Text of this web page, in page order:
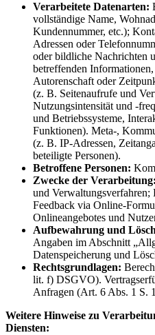
Verarbeitete Datenarten:
vollständige Name,
Kundennummer, etc.);
Adressen oder
oder bildliche Nachrichten
betreffenden
Autorenschaft oder
(z. B. Seitenaufrufe und
Nutzungsintensität und -
und Betriebssysteme,
Funktionen). Meta-,
(z. B. IP-Adressen,
beteiligte Personen).
Betroffene Personen:
Zwecke der Verarbeitung:
und Verwaltungsverfahren;
Feedback via Online-
Onlineangebotes und
Aufbewahrung und
Angaben im Abschnitt
Datenspeicherung und
Rechtsgrundlagen:
lit. f) DSGVO).
Anfragen (Art. 6 Abs. 1 S.
Weitere Hinweise zu
Diensten: